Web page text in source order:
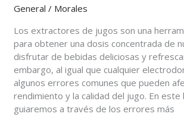
General / Morales
Los extractores de jugos son una
para obtener una dosis concentrada de
disfrutar de bebidas deliciosas y
embargo, al igual que cualquier
algunos errores comunes que pueden
rendimiento y la calidad del jugo. En
guiaremos a través de los errores más